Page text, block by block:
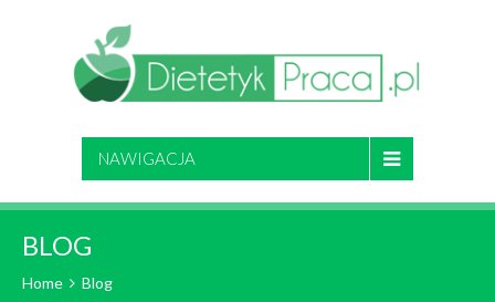
NAWIGACJA
BLOG
Home Blog